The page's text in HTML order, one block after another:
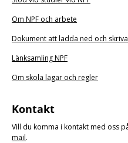
Om NPF och arbete
Dokument att ladda ned och
Länksamling NPF
Om skola lagar och regler
Kontakt
Vill du komma i kontakt med oss
mail.